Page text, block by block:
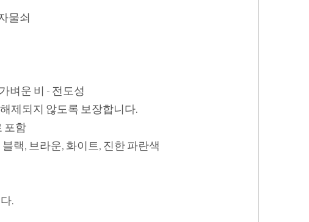
물쇠
벼운 비 - 전도성
제되지 않도록 보장합니다.
포함
랙, 브라운, 화이트, 진한 파란색
.